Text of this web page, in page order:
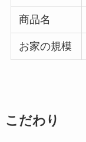
商品名
お家の規模
こだわり